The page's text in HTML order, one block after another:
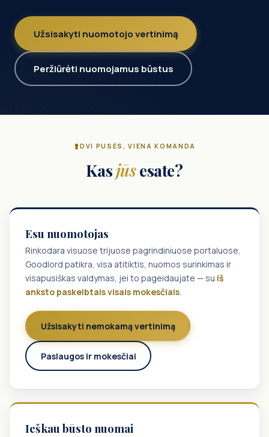
Užsisakyti nuomotojo vertinimą
Peržiūrėti nuomojamus būstus
DVI PUSĖS, VIENA KOMANDA
Kasjūsesate?
Esu nuomotojas
Rinkodara visuose trijuose pagrindiniuose portaluose,
Goodlord patikra, visa atitiktis, nuomos surinkimas ir
visapusiškas valdymas, jei to pageidaujate — su iš
anksto paskelbtais visais mokesčiais.
Užsisakyti nemokamą vertinimą
Paslaugos ir mokesčiai
Ieškau būsto nuomai